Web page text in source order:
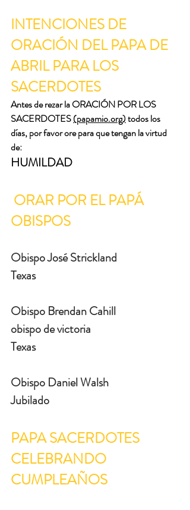
INTENCIONES DE
ORACIÓN DEL PAPA DE
ABRIL PARA LOS
SACERDOTES
Antes de rezar la ORACIÓN POR LOS
SACERDOTES (papamio.org) todos los
días, por favor ore para que tengan la virtud
de:
HUMILDAD
ORAR POR EL PAPÁ
OBISPOS
Obispo José Strickland
Texas
Obispo Brendan Cahill
obispo de victoria
Texas
Obispo Daniel Walsh
Jubilado
PAPA SACERDOTES
CELEBRANDO
CUMPLEAÑOS